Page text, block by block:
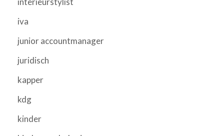
iva
junior accountmanager
juridisch
kapper
kdg
kinder